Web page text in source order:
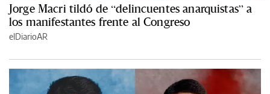
Jorge Macri tildó de “delincuentes anarquistas” a
los manifestantes frente al Congreso
elDiarioAR